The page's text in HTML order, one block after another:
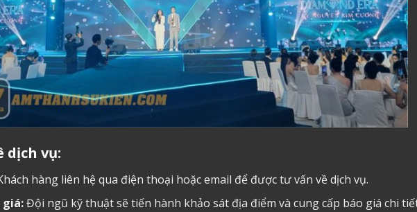
vụ:
hàng liên hệ qua điện thoại hoặc email để được tư vấn về dịch vụ.
giá:Đội ngũ kỹ thuật sẽ tiến hành khảo sát địa điểm và cung cấp báo giá chi